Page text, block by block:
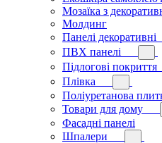
Мозаїка з
Молдинг
Панелі декоративні
ПВХ панелі
Підлогові покриття
Плівка
Поліуретанова
Товари для дому
Фасадні панелі
Шпалери